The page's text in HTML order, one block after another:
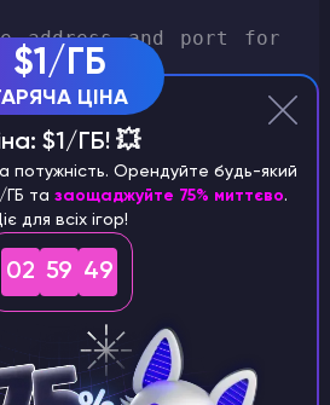
in.
$1/ГБ
ЦІНА
$1/ГБ! 💥
потужність. Орендуйте будь-який
ГБ та заощаджуйте 75% миттєво.
для всіх ігор!
02 59 49